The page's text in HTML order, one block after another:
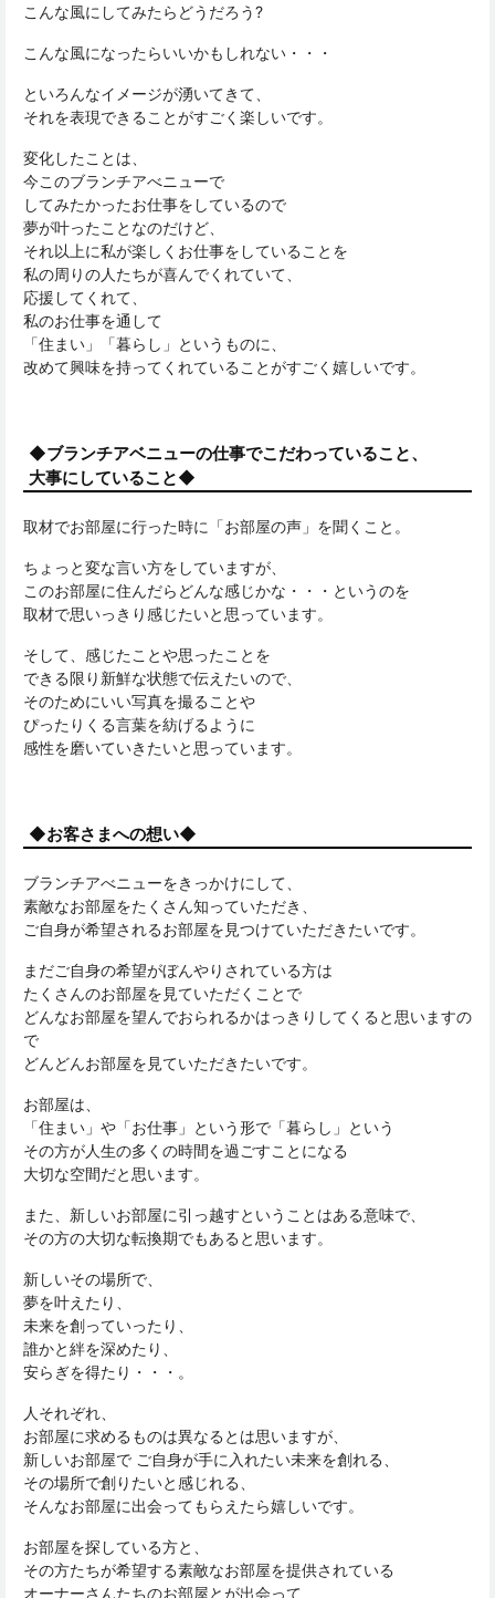
こんな風にしてみたらどうだろう?
こんな風になったらいいかもしれない・・・
といろんなイメージが湧いてきて、
それを表現できることがすごく楽しいです。
変化したことは、
今このブランチアべニューで
してみたかったお仕事をしているので
夢が叶ったことなのだけど、
それ以上に私が楽しくお仕事をしていることを
私の周りの人たちが喜んでくれていて、
応援してくれて、
私のお仕事を通して
「住まい」「暮らし」というものに、
改めて興味を持ってくれていることがすごく嬉しいです。
◆ブランチアベニューの仕事でこだわっていること、
大事にしていること◆
取材でお部屋に行った時に「お部屋の声」を聞くこと。
ちょっと変な言い方をしていますが、
このお部屋に住んだらどんな感じかな・・・というのを
取材で思いっきり感じたいと思っています。
そして、感じたことや思ったことを
できる限り新鮮な状態で伝えたいので、
そのためにいい写真を撮ることや
ぴったりくる言葉を紡げるように
感性を磨いていきたいと思っています。
◆お客さまへの想い◆
ブランチアべニューをきっかけにして、
素敵なお部屋をたくさん知っていただき、
ご自身が希望されるお部屋を見つけていただきたいです。
まだご自身の希望がぼんやりされている方は
たくさんのお部屋を見ていただくことで
どんなお部屋を望んでおられるかはっきりしてくると思いますの
で
どんどんお部屋を見ていただきたいです。
お部屋は、
「住まい」や「お仕事」という形で「暮らし」という
その方が人生の多くの時間を過ごすことになる
大切な空間だと思います。
また、新しいお部屋に引っ越すということはある意味で、
その方の大切な転換期でもあると思います。
新しいその場所で、
夢を叶えたり、
未来を創っていったり、
誰かと絆を深めたり、
安らぎを得たり・・・。
人それぞれ、
お部屋に求めるものは異なるとは思いますが、
新しいお部屋で ご自身が手に入れたい未来を創れる、
その場所で創りたいと感じれる、
そんなお部屋に出会ってもらえたら嬉しいです。
お部屋を探している方と、
その方たちが希望する素敵なお部屋を提供されている
オーナーさんたちのお部屋とが出会って、